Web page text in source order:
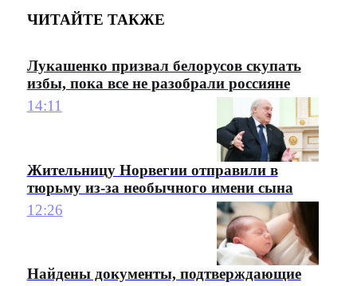
ЧИТАЙТЕ ТАКЖЕ
Лукашенко призвал белорусов скупать
избы, пока все не разобрали россияне
14:11
Жительницу Норвегии отправили в
тюрьму из-за необычного имени сына
12:26
Найдены документы, подтверждающие